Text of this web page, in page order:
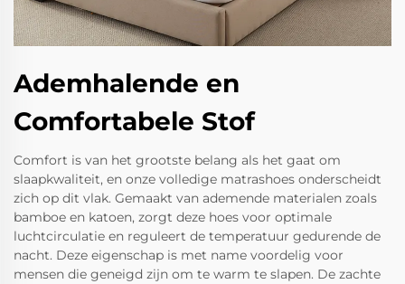
Ademhalende en
Comfortabele Stof
Comfort is van het grootste belang als het gaat om
slaapkwaliteit, en onze volledige matrashoes onderscheidt
zich op dit vlak. Gemaakt van ademende materialen zoals
bamboe en katoen, zorgt deze hoes voor optimale
luchtcirculatie en reguleert de temperatuur gedurende de
nacht. Deze eigenschap is met name voordelig voor
mensen die geneigd zijn om te warm te slapen. De zachte